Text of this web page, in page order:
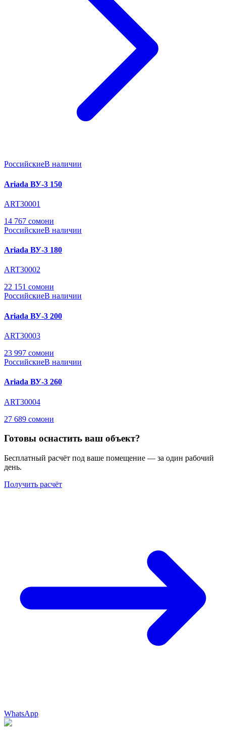
РоссийскиеВ наличии
Ariada ВУ-3 150
ART30001
14 767 сомони
РоссийскиеВ наличии
Ariada ВУ-3 180
ART30002
22 151 сомони
РоссийскиеВ наличии
Ariada ВУ-3 200
ART30003
23 997 сомони
РоссийскиеВ наличии
Ariada ВУ-3 260
ART30004
27 689 сомони
Готовы оснастить ваш объект?
Бесплатный расчёт под ваше помещение — за один рабочий
день.
Получить расчёт
WhatsApp